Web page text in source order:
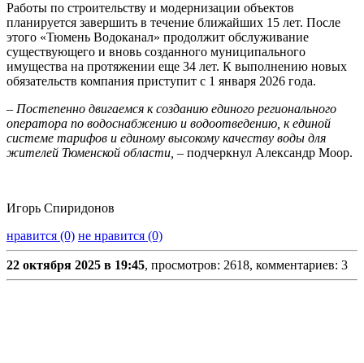
Работы по строительству и модернизации объектов
планируется завершить в течение ближайших 15 лет. После
этого «Тюмень Водоканал» продолжит обслуживание
существующего и вновь созданного муниципального
имущества на протяжении еще 34 лет. К выполнению новых
обязательств компания приступит с 1 января 2026 года.
– Постепенно двигаемся к созданию единого регионального
оператора по водоснабжению и водоотведению, к единой
системе тарифов и единому высокому качеству воды для
жителей Тюменской области, – подчеркнул Александр Моор.
Игорь Спиридонов
нравится (0) не нравится (0)
22 октября 2025 в 19:45, просмотров: 2618, комментариев: 3